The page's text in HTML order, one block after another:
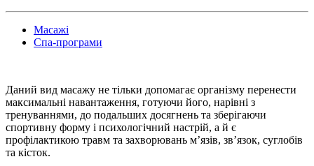
Масажі
Спа-програми
Даний вид масажу не тільки допомагає організму перенести
максимальні навантаження, готуючи його, нарівні з
тренуваннями, до подальших досягнень та зберігаючи
спортивну форму і психологічний настрій, а й є
профілактикою травм та захворювань м’язів, зв’язок, суглобів
та кісток.